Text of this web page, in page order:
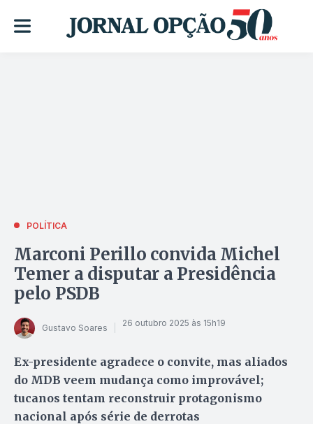
POLÍTICA
Marconi Perillo convida Michel
Temer a disputar a Presidência
pelo PSDB
Gustavo Soares 26 outubro 2025 às 15h19
Ex-presidente agradece o convite, mas aliados
do MDB veem mudança como improvável;
tucanos tentam reconstruir protagonismo
nacional após série de derrotas